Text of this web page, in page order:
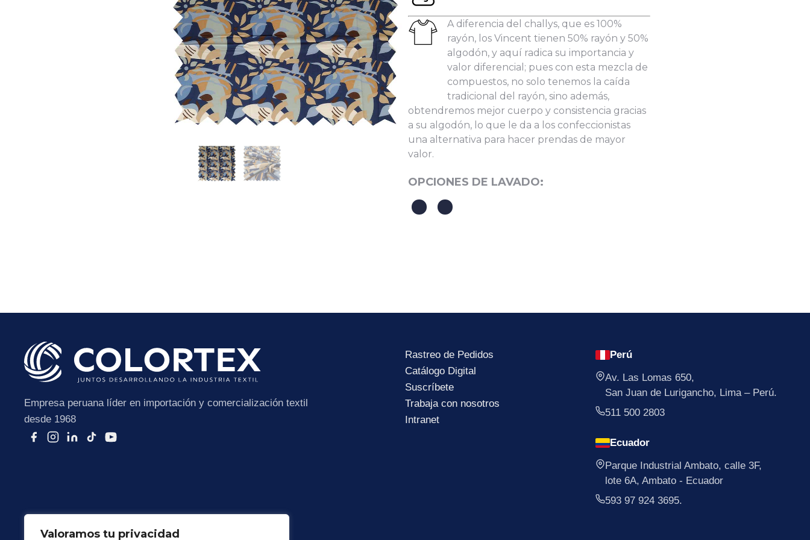
Valoramos tu privacidad
A diferencia del challys, que es 100%
rayón, los Vincent tienen 50% rayón y 50%
algodón, y aquí radica su importancia y
valor diferencial; pues con esta mezcla de
compuestos, no solo tenemos la caída
tradicional del rayón, sino además,
obtendremos mejor cuerpo y consistencia gracias
a su algodón, lo que le da a los confeccionistas
una alternativa para hacer prendas de mayor
valor.
Empresa peruana líder en importación y comercialización textil
desde 1968
Rastreo de Pedidos
Catálogo Digital
Suscríbete
Trabaja con nosotros
Intranet
Perú
Av. Las Lomas 650,
San Juan de Lurigancho, Lima – Perú.
511 500 2803
Ecuador
Parque Industrial Ambato, calle 3F,
lote 6A, Ambato - Ecuador
593 97 924 3695.
Datos personales:
He leído y acepto la Política de Privacidad